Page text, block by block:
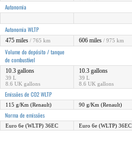
Autonomia
Autonomia WLTP
475 miles / 765 km 606 miles / 975 km
Volume do depósito / tanque
de combustível
10.3 gallons
39 L
8.6 UK gallons
10.3 gallons
39 L
8.6 UK gallons
Emissões de CO2 WLTP
115 g/Km (Renault) 90 g/Km (Renault)
Norma de emissões
Euro 6e (WLTP) 36EC Euro 6e (WLTP) 36EC